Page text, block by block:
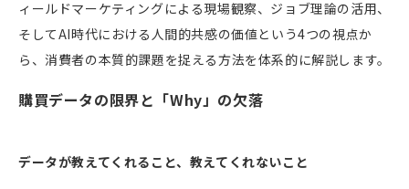
ィールドマーケティングによる現場観察、ジョブ理論の活用、
そしてAI時代における人間的共感の価値という4つの視点か
ら、消費者の本質的課題を捉える方法を体系的に解説します。
購買データの限界と「Why」の欠落
データが教えてくれること、教えてくれないこと